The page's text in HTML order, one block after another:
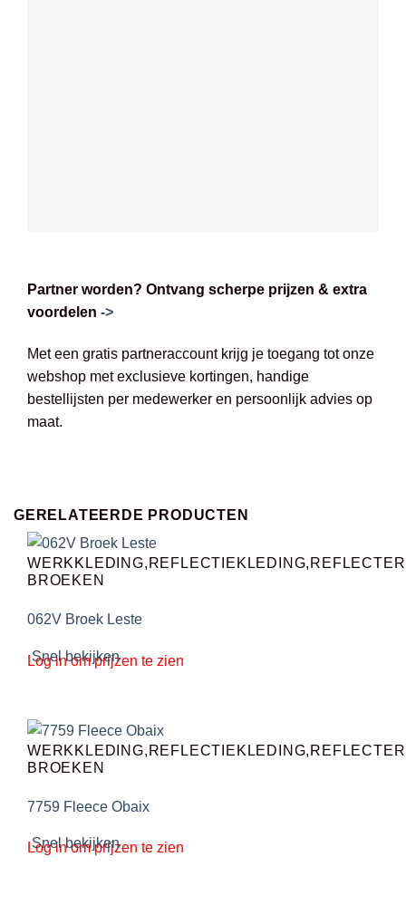
Partner worden? Ontvang scherpe prijzen & extra
voordelen ->
Met een gratis partneraccount krijg je toegang tot onze
webshop met exclusieve kortingen, handige
bestellijsten per medewerker en persoonlijk advies op
maat.
GERELATEERDE PRODUCTEN
Snel bekijken
BROEKEN
062V Broek Leste
Log in om prijzen te zien
Snel bekijken
BROEKEN
7759 Fleece Obaix
Log in om prijzen te zien